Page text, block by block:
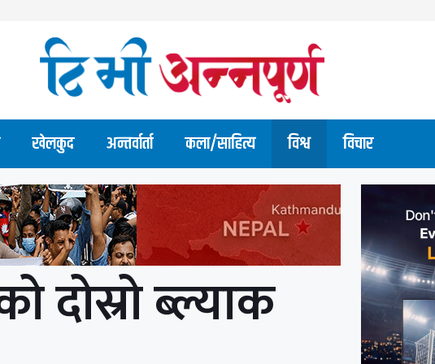
खेलकुद अन्तर्वार्ता कला/साहित्य विश्व विचार
दोस्रो ब्ल्याक